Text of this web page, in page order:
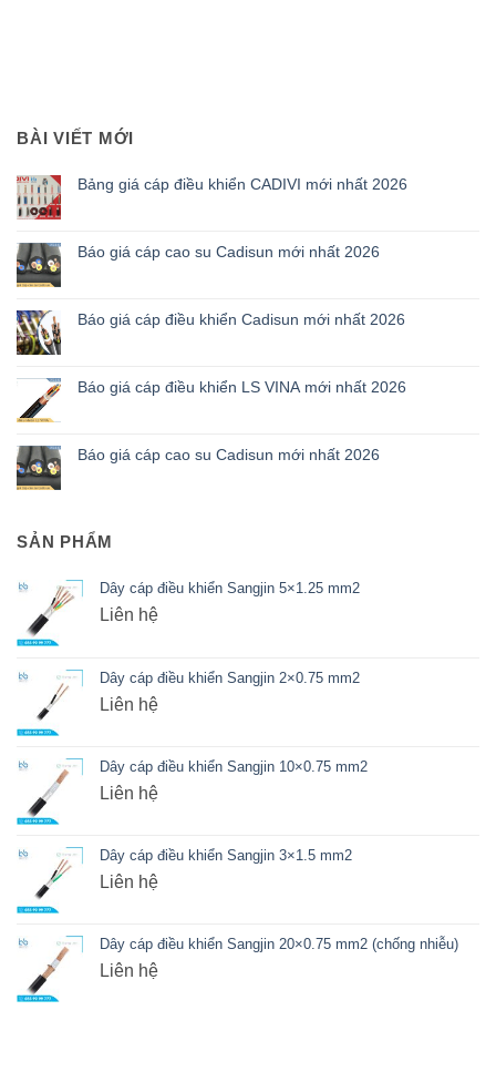
BÀI VIẾT MỚI
Bảng giá cáp điều khiển CADIVI mới nhất 2026
Báo giá cáp cao su Cadisun mới nhất 2026
Báo giá cáp điều khiển Cadisun mới nhất 2026
Báo giá cáp điều khiển LS VINA mới nhất 2026
Báo giá cáp cao su Cadisun mới nhất 2026
SẢN PHẨM
Dây cáp điều khiển Sangjin 5×1.25 mm2
Liên hệ
Dây cáp điều khiển Sangjin 2×0.75 mm2
Liên hệ
Dây cáp điều khiển Sangjin 10×0.75 mm2
Liên hệ
Dây cáp điều khiển Sangjin 3×1.5 mm2
Liên hệ
Dây cáp điều khiển Sangjin 20×0.75 mm2 (chống nhiễu)
Liên hệ